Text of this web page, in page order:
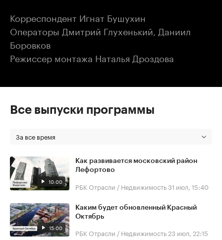
Корреспондент Игнат Бушухин
Операторы Дмитрий Глухенький, Даниил
Боровков
Режиссер монтажа Наталья Дроздова
Все выпуски программы
За все время
10:00
Как развивается московский район
Лефортово
РБК Отрасли / Недвижимость31 июл, 15:40
15:00
Каким будет обновленный Красный
Октябрь
РБК Отрасли / Недвижимость 23 июл, 22:15